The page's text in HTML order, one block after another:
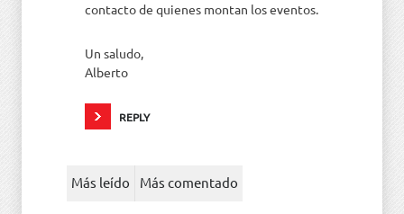
contacto de quienes montan los eventos.
Un saludo,
Alberto
REPLY
Más leído Más comentado